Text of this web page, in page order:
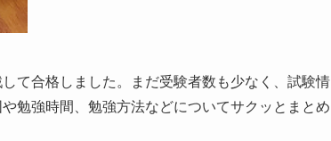
て合格しました。まだ受験者数も少なく、試験情
勉強時間、勉強方法などについてサクッとまとめ